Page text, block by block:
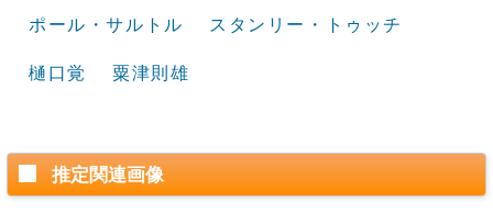
ポール・サルトル スタンリー・トゥッチ
樋口覚 粟津則雄
推定関連画像